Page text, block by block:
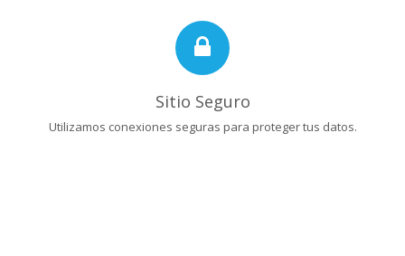
Sitio Seguro
Utilizamos conexiones seguras para proteger tus datos.